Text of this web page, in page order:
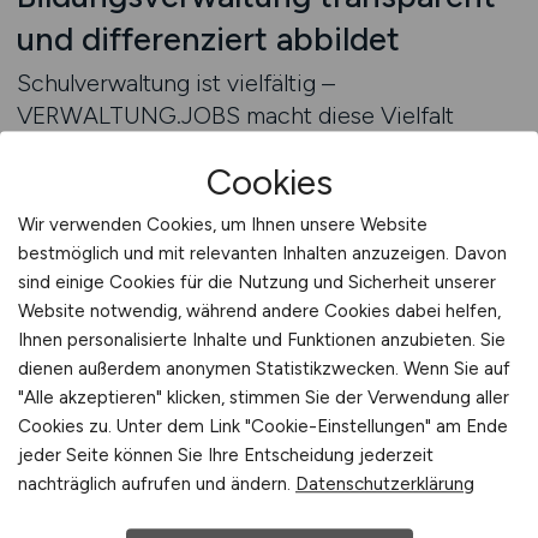
und differenziert abbildet
Schulverwaltung ist vielfältig –
VERWALTUNG.JOBS macht diese Vielfalt
nach Verwaltungsebene (Schulträger,
Bezirksregierung, Landesministerium),
Aufgabenbereich (z. B. Planung, Organisation,
Koordination, Projektsteuerung), IT-Systemen,
Zielgruppen (Schüler, Personal, Träger) und
Entscheidungsstruktur. Stellenanzeigen geben
Auskunft über Verantwortungsbereiche,
Kooperationsschnittstellen (z. B. Jugendhilfe,
Bauamt, externe Träger), Umfang der
Steuerungsverantwortung sowie
Cookies
Wir verwenden Cookies, um Ihnen unsere Website
bestmöglich und mit relevanten Inhalten anzuzeigen. Davon
sind einige Cookies für die Nutzung und Sicherheit unserer
Website notwendig, während andere Cookies dabei helfen,
Ihnen personalisierte Inhalte und Funktionen anzubieten. Sie
dienen außerdem anonymen Statistikzwecken. Wenn Sie auf
"Alle akzeptieren" klicken, stimmen Sie der Verwendung aller
Cookies zu. Unter dem Link "Cookie-Einstellungen" am Ende
jeder Seite können Sie Ihre Entscheidung jederzeit
nachträglich aufrufen und ändern. Datenschutzerklärung